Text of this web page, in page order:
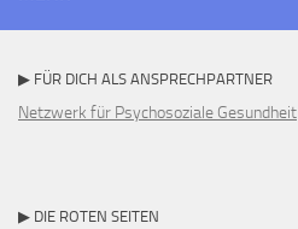
▶ FÜR DICH ALS ANSPRECHPARTNER
Netzwerk für Psychosoziale Gesundheit
▶ DIE ROTEN SEITEN